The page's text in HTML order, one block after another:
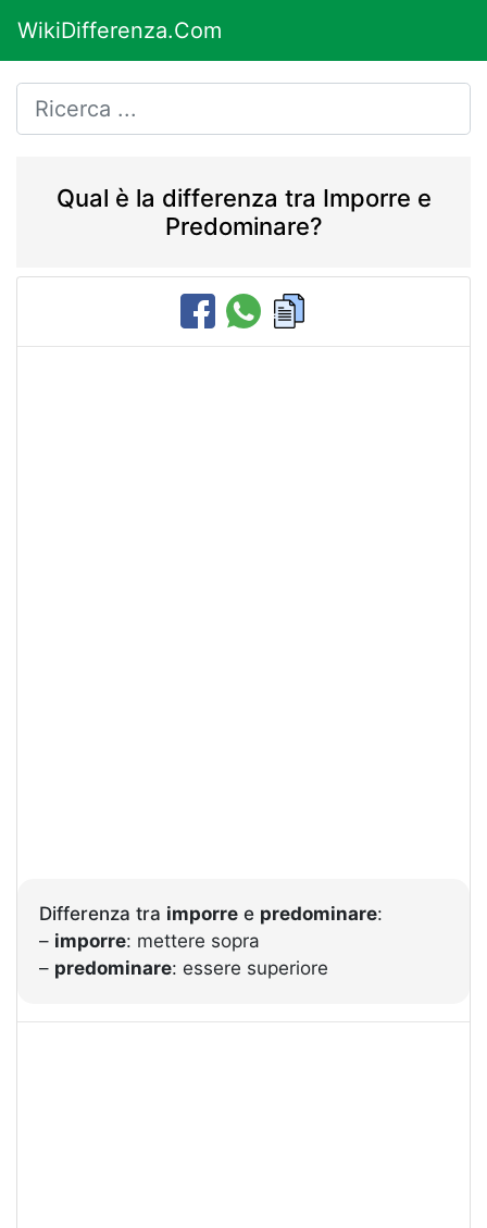
WikiDifferenza.Com
Qual è la differenza tra Imporre e
Predominare?
Differenza tra imporre e predominare:
– imporre: mettere sopra
– predominare: essere superiore